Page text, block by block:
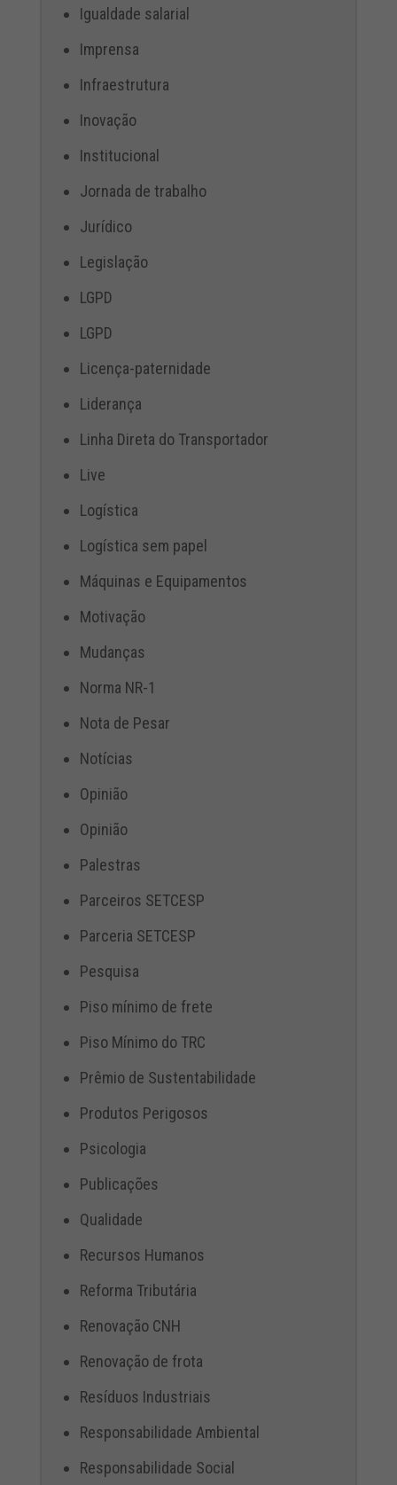
Igualdade salarial
Imprensa
Infraestrutura
Inovação
Institucional
Jornada de trabalho
Jurídico
Legislação
LGPD
LGPD
Licença-paternidade
Liderança
Linha Direta do Transportador
Live
Logística
Logística sem papel
Máquinas e Equipamentos
Motivação
Mudanças
Norma NR-1
Nota de Pesar
Notícias
Opinião
Opinião
Palestras
Parceiros SETCESP
Parceria SETCESP
Pesquisa
Piso mínimo de frete
Piso Mínimo do TRC
Prêmio de Sustentabilidade
Produtos Perigosos
Psicologia
Publicações
Qualidade
Recursos Humanos
Reforma Tributária
Renovação CNH
Renovação de frota
Resíduos Industriais
Responsabilidade Ambiental
Responsabilidade Social